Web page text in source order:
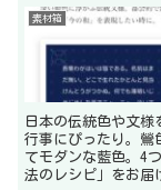
素材箱
日本の伝統色や文
行事にぴったり。鶯
てモダンな藍色。4
法のレシピ」をお届